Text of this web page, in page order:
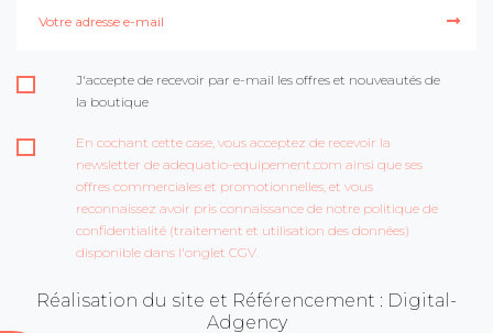
J'accepte de recevoir par e-mail les offres et nouveautés de
la boutique
En cochant cette case, vous acceptez de recevoir la
newsletter de adequatio-equipement.com ainsi que ses
offres commerciales et promotionnelles, et vous
reconnaissez avoir pris connaissance de notre politique de
confidentialité (traitement et utilisation des données)
disponible dans l'onglet CGV.
Réalisation du site et Référencement : Digital-
Adgency